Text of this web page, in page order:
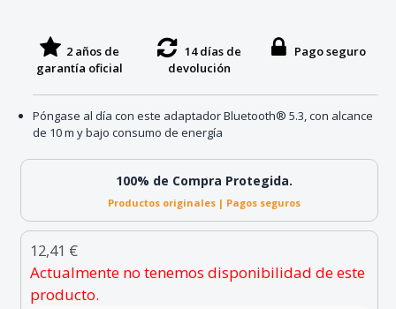
2 años de
garantía oficial
14 días de
devolución
Pago seguro
Póngase al día con este adaptador Bluetooth® 5.3, con alcance
de 10 m y bajo consumo de energía
100% de Compra Protegida.
Productos originales | Pagos seguros
12,41 €
Actualmente no tenemos disponibilidad de este
producto.